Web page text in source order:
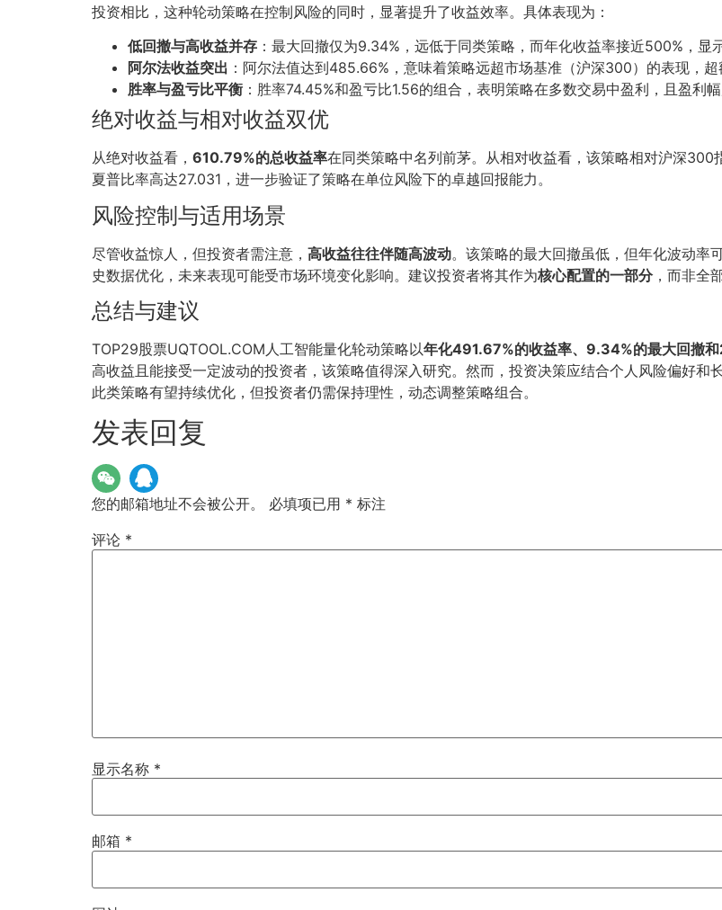
投资相比，这种轮动策略在控制风险的同时，显著提升了收益效率。具体表现为：
低回撤与高收益并存 ：最大回撤仅为9.34%，远低于同类策略，而年化收益率接近500%，显
阿尔法收益突出 ：阿尔法值达到485.66%，意味着策略远超市场基准（沪深300）的表现，超
胜率与盈亏比平衡 ：胜率74.45%和盈亏比1.56的组合，表明策略在多数交易中盈利，且盈利
绝对收益与相对收益双优
从绝对收益看， 610.79%的总收益率在同类策略中名列前茅。从相对收益看，该策略相对沪深
夏普比率高达27.031，进一步验证了策略在单位风险下的卓越回报能力。
风险控制与适用场景
尽管收益惊人，但投资者需注意， 高收益往往伴随高波动。该策略的最大回撤虽低，但年化波动率
史数据优化，未来表现可能受市场环境变化影响。建议投资者将其作为核心配置的一部分，而非全
总结与建议
TOP29股票UQTOOL.COM人工智能量化轮动策略以年化491.67%的收益率、9.34%的最大回撤
高收益且能接受一定波动的投资者，该策略值得深入研究。然而，投资决策应结合个人风险偏好和
此类策略有望持续优化，但投资者仍需保持理性，动态调整策略组合。
发表回复
您的邮箱地址不会被公开。 必填项已用 * 标注
评论 *
显示名称 *
邮箱 *